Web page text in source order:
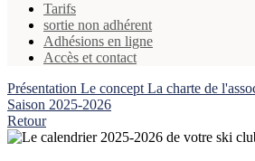
Tarifs
sortie non adhérent
Adhésions en ligne
Accès et contact
Présentation Le concept La charte de
Saison 2025-2026
Retour